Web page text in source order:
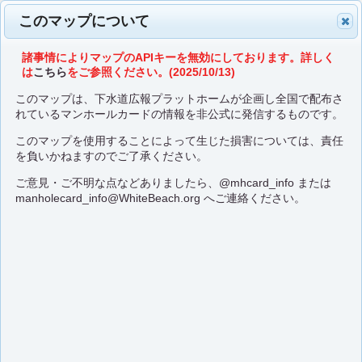
このマップについて
諸事情によりマップのAPIキーを無効にしております。詳しく
はこちらをご参照ください。(2025/10/13)
このマップは、下水道広報プラットホームが企画し全国で配布さ
れているマンホールカードの情報を非公式に発信するものです。
このマップを使用することによって生じた損害については、責任
を負いかねますのでご了承ください。
ご意見・ご不明な点などありましたら、 @mhcard_infoまたは
manholecard_info@WhiteBeach.org へご連絡ください。